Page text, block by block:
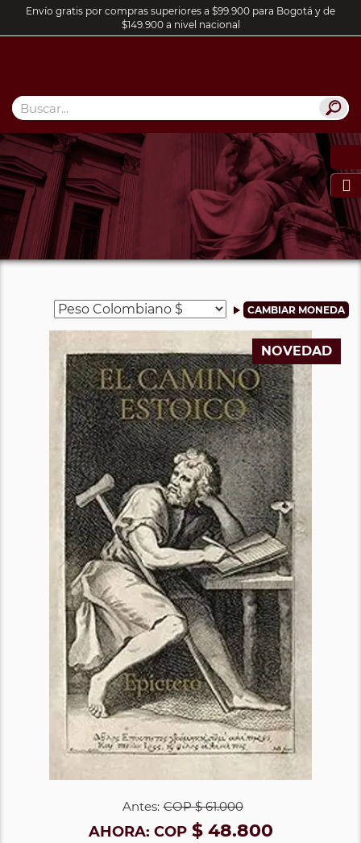
Envío gratis por compras superiores a $99.900 para Bogotá y de
$149.900 a nivel nacional

NOVEDAD
Antes: COP$ 61.000
AHORA: COP$ 48.800